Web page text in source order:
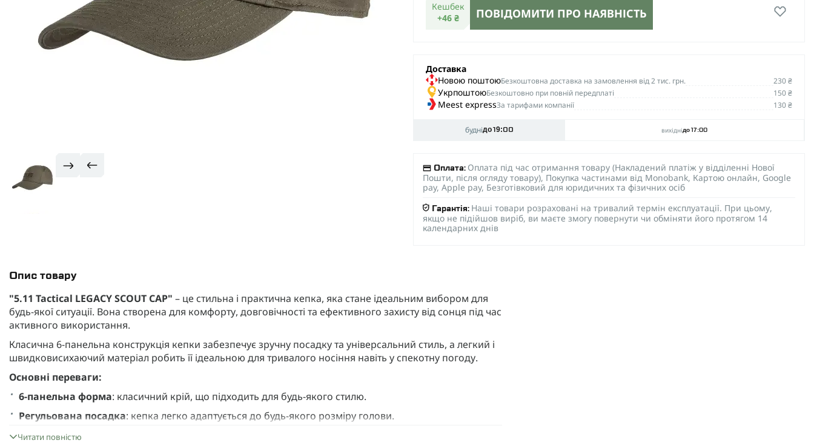
Кешбек
+46 ₴
ПОВІДОМИТИ ПРО НАЯВНІСТЬ
Доставка
Новою поштоюБезкоштовна доставка на замовлення від 2 тис. грн. 230 ₴
УкрпоштоюБезкоштовно при повній передплаті 150 ₴
Meest expressЗа тарифами компанії 130 ₴
буднідо 19:00 вихіднідо 17:00
Оплата: Оплата під час отримання товару (Накладений платіж у відділенні Нової
Пошти, після огляду товару), Покупка частинами від Monobank, Картою онлайн, Google
pay, Apple pay, Безготівковий для юридичних та фізичних осіб
Гарантія: Наші товари розраховані на тривалий термін експлуатації. При цьому,
якщо не підійшов виріб, ви маєте змогу повернути чи обміняти його протягом 14
календарних днів
Опис товару
"5.11 Tactical LEGACY SCOUT CAP" – це стильна і практична кепка, яка стане ідеальним вибором для
будь-якої ситуації. Вона створена для комфорту, довговічності та ефективного захисту від сонця під час
активного використання.
Класична 6-панельна конструкція кепки забезпечує зручну посадку та універсальний стиль, а легкий і
швидковисихаючий матеріал робить її ідеальною для тривалого носіння навіть у спекотну погоду.
Основні переваги:
6-панельна форма: класичний крій, що підходить для будь-якого стилю.
Регульована посадка: кепка легко адаптується до будь-якого розміру голови.
Легкий і швидковисихаючий матеріал
Читати повністю